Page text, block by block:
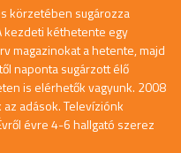
körzetében sugározza
kezdeti kéthetente egy
magazinokat a hetente, majd
naponta sugárzott élő
is elérhetők vagyunk. 2008
adások. Televíziónk
évre 4-6 hallgató szerez